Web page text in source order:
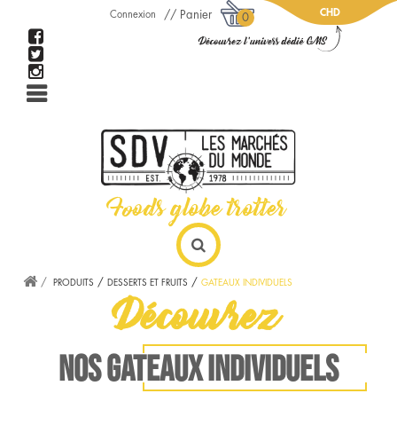
CHD
Panier 0
Connexion
PRODUITS DESSERTS ET FRUITS GATEAUX INDIVIDUELS
Découvrez
NOS GATEAUX INDIVIDUELS